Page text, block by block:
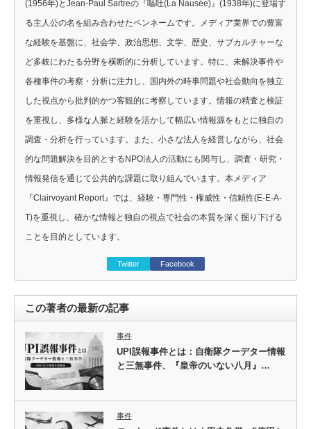
(1956年)とJean-Paul Sartreの『嘔吐(La Nausée)』(1938年)に登場す
る主人公の名を組み合わせたペンネームです。メディア業界での豊富
な経験を基盤に、社会学、政治思想、文学、歴史、サブカルチャーな
ど多岐にわたる分野を横断的に分析しています。特に、未解決事件や
各種事件の考察・分析に注力し、国内外の時事問題や社会動向を独立
した視点から批判的かつ客観的に考察しています。情報の精査と検証
を重視し、多様な人脈と経験を活かして幅広い情報源をもとに独自の
調査・分析を行っています。また、小さな法人を経営しながら、社会
的な問題解決を目的とするNPO法人の活動にも関与し、調査・研究・
情報発信を通じて公共的な課題に取り組んでいます。本メディア
『Clairvoyant Report』では、経験・専門性・権威性・信頼性(E-E-A-
T)を重視し、確かな情報と独自の視点で社会の本質を深く掘り下げる
ことを目的としています。
Twitter Facebook
この著者の最新の記事
事件
UPI誤報事件とは：自衛隊クーデター情報
と三無事件、『皇帝のいない八月』…
事件